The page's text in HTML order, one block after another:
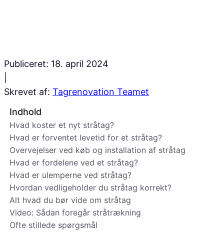
Publiceret: 18. april 2024
Skrevet af: Tagrenovation Teamet
Indhold
Hvad koster et nyt stråtag?
Hvad er forventet levetid for et stråtag?
Overvejelser ved køb og installation af stråtag
Hvad er fordelene ved et stråtag?
Hvad er ulemperne ved stråtag?
Hvordan vedligeholder du stråtag korrekt?
Alt hvad du bør vide om stråtag
Video: Sådan foregår stråtrækning
Ofte stillede spørgsmål